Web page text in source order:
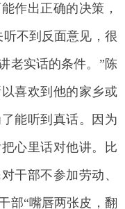
作出正确的决策，
不到反面意见，很
老实话的条件。”陈
喜欢到他的家乡或
能听到真话。因为
心里话对他讲。比
干部不参加劳动、
部“嘴唇两张皮，翻